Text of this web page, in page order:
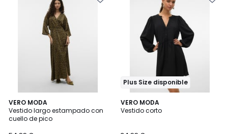
VERO MODA
Vestido largo estampado con
cuello de pico
1
/
5
Plus Size disponible
VERO MODA
Vestido corto
5
/
2
Colores